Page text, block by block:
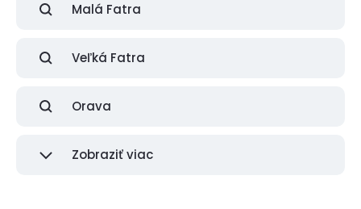
Malá Fatra
Veľká Fatra
Orava
Zobraziť viac